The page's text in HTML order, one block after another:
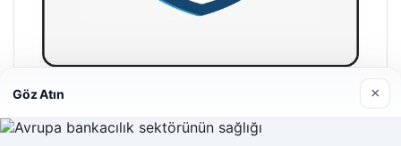
Hastaş Beton
26/05/2026
Göz Atın ×